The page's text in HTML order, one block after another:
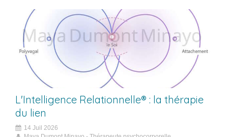
L'Intelligence Relationnelle® : la thérapie
du lien
14 Juil 2026